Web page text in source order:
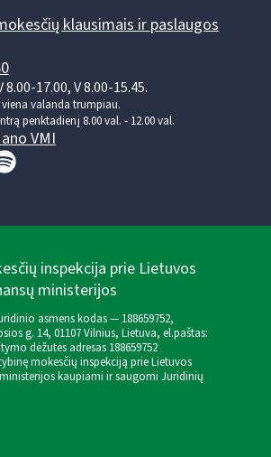
klausimais ir paslaugos
17.00, V 8.00-15.45.
valanda trumpiau.
penktadienį 8.00 val. - 12.00 val.
VMI
inspekcija prie Lietuvos
ministerijos
asmens kodas — 188659752,
g. 14, 01107 Vilnius, Lietuva, el.paštas:
dėžutės adresas 188659752
mokesčių inspekciją prie Lietuvos
kaupiami ir saugomi Juridinių